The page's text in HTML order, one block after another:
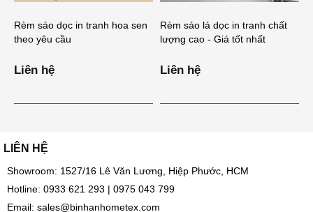
Rèm sáo dọc in tranh hoa sen
theo yêu cầu
Liên hệ
Rèm sáo lá dọc in tranh chất
lượng cao - Giá tốt nhất
Liên hệ
LIÊN HỆ
Showroom: 1527/16 Lê Văn Lương, Hiệp Phước, HCM
Hotline: 0933 621 293 | 0975 043 799
Email: sales@binhanhometex.com